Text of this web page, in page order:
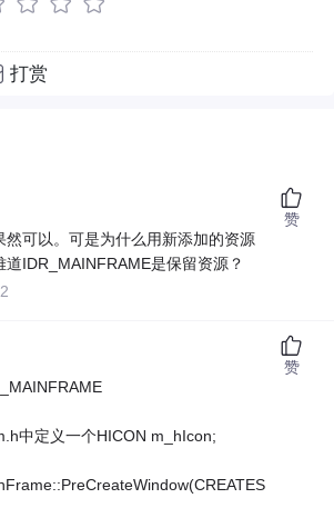
打赏
然可以。可是为什么用新添加的资源
道IDR_MAINFRAME是保留资源？
赞
中定义一个HICON m_hIcon;
赞